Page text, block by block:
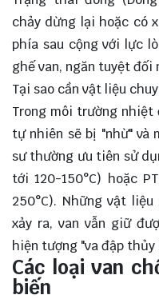
chảy dừng lại hoặc có
phía sau cộng với lực
ghế van, ngăn tuyệt đối
Tại sao cần vật liệu
Trong môi trường nhiệt
tự nhiên sẽ bị "nhừ" và
sư thường ưu tiên sử
tới 120-150°C) hoặc
250°C). Những vật
xảy ra, van vẫn giữ
hiện tượng "va đập
Các loại van
biến